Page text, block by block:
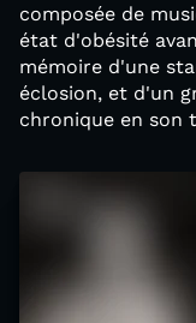
composée de
état d'obésité
mémoire d'une
éclosion, et d'un
chronique en son